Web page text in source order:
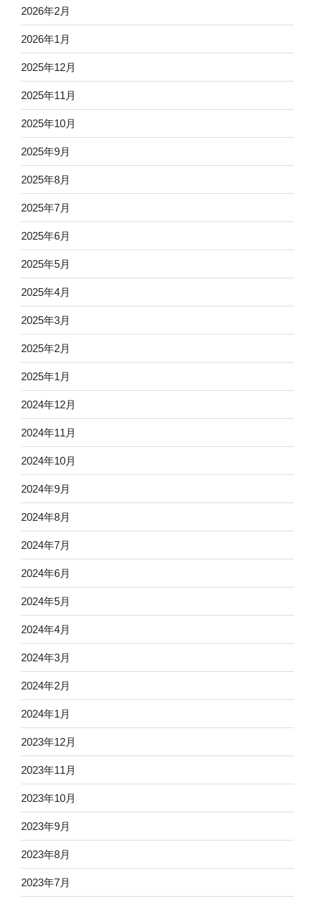
2026年2月
2026年1月
2025年12月
2025年11月
2025年10月
2025年9月
2025年8月
2025年7月
2025年6月
2025年5月
2025年4月
2025年3月
2025年2月
2025年1月
2024年12月
2024年11月
2024年10月
2024年9月
2024年8月
2024年7月
2024年6月
2024年5月
2024年4月
2024年3月
2024年2月
2024年1月
2023年12月
2023年11月
2023年10月
2023年9月
2023年8月
2023年7月